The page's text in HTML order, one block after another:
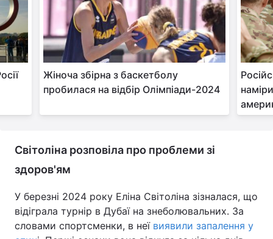
Жіноча збірна з баскетболу
пробилася на відбір Олімпіади-2024
Світоліна розповіла про проблеми зі
здоров'ям
У березні 2024 року Еліна Світоліна зізналася, що
відіграла турнір в Дубаї на знеболювальних. За
словами спортсменки, в неївиявили запалення у